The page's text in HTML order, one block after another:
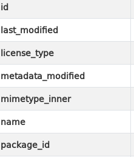
id
last_modified
license_type
metadata_modified
mimetype_inner
name
package_id